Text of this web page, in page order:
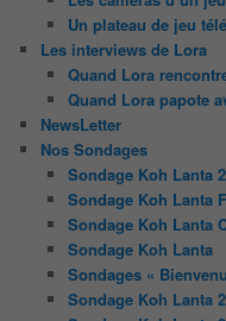
Un plateau de jeu
Les interviews de Lora
Quand Lora
Quand Lora papote
NewsLetter
Nos Sondages
Sondage Koh Lanta
Sondage Koh Lanta
Sondage Koh Lanta
Sondage Koh Lanta
Sondages «
Sondage Koh Lanta